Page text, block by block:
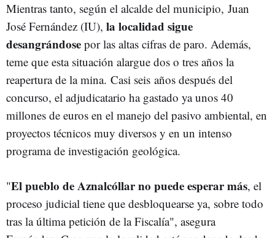
Mientras tanto, según el alcalde del municipio, Juan
José Fernández (IU), la localidad sigue
desangrándose por las altas cifras de paro. Además,
teme que esta situación alargue dos o tres años la
reapertura de la mina. Casi seis años después del
concurso, el adjudicatario ha gastado ya unos 40
millones de euros en el manejo del pasivo ambiental, en
proyectos técnicos muy diversos y en un intenso
programa de investigación geológica.
"El pueblo de Aznalcóllar no puede esperar más, el
proceso judicial tiene que desbloquearse ya, sobre todo
tras la última petición de la Fiscalía", asegura